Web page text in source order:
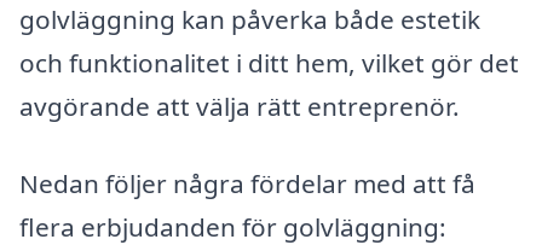
golvläggning kan påverka både estetik
och funktionalitet i ditt hem, vilket gör det
avgörande att välja rätt entreprenör.
Nedan följer några fördelar med att få
flera erbjudanden för golvläggning: